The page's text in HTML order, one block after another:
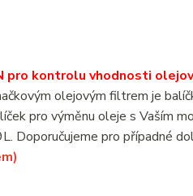
pro kontrolu vhodnosti
olejovým filtrem je
pro výměnu oleje s Vaším
Doporučujeme pro případné